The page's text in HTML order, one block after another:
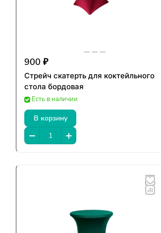
900 ₽
Стрейч скатерть для коктейльного
стола бордовая
Есть в наличии
В корзину